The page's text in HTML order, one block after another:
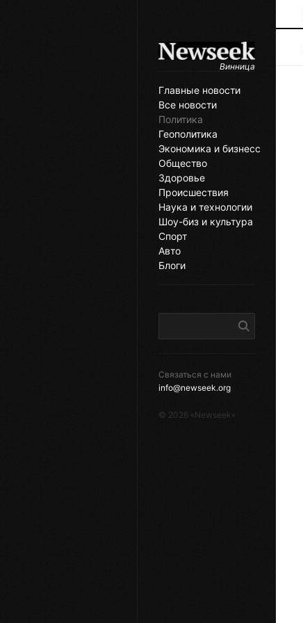
Винница
Главные новости
Все новости
Политика
Геополитика
Экономика и бизнесс
Общество
Здоровье
Происшествия
Наука и технологии
Шоу-биз и культура
Спорт
Авто
Блоги
Связаться с нами
info@newseek.org
© 2026 «Newseek»